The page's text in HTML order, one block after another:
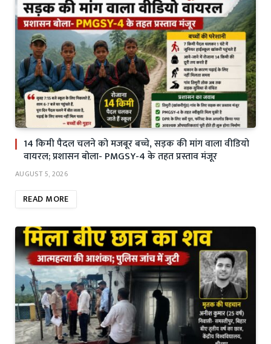
14 किमी पैदल चलने को मजबूर बच्चे, सड़क की मांग वाला वीडियो
वायरल; प्रशासन बोला- PMGSY-4 के तहत प्रस्ताव मंजूर
AUGUST 5, 2026
READ MORE